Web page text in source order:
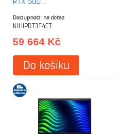
Dostupnost: na dotaz
NHHPDT3F4ET
59 664 Kč
Do košíku